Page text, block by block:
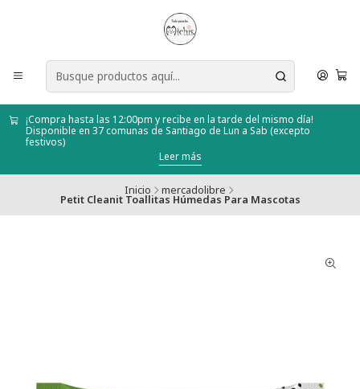
¡Compra hasta las 12:00pm y recibe en la tarde del mismo día!
Disponible en 37 comunas de Santiago de Lun a Sab (excepto
festivos)
Leer más
Inicio mercadolibre
Petit Cleanit Toallitas Húmedas Para Mascotas